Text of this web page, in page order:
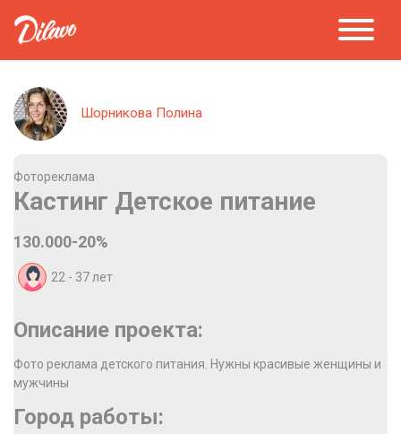
Шорникова Полина
Фотореклама
Кастинг Детское питание
130.000-20%
22 - 37 лет
Описание проекта:
Фото реклама детского питания. Нужны красивые женщины и
мужчины
Город работы: